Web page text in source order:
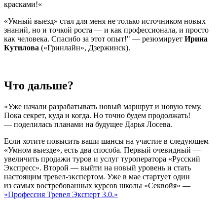
красками!«
«Умный выезд» стал для меня не только источником новых
знаний, но и точкой роста — и как профессионала, и просто
как человека. Спасибо за этот опыт!" — резюмирует Ирина
Кутилова («Гринлайн», Дзержинск).
Что дальше?
«Уже начали разрабатывать новый маршрут и новую тему.
Пока секрет, куда и когда. Но точно будем продолжать!
— поделилась планами на будущее Дарья Лосева.
Если хотите повысить ваши шансы на участие в следующем
«Умном выезде», есть два способа. Первый очевидный —
увеличить продажи туров и услуг туроператора «Русский
Экспресс». Второй — выйти на новый уровень и стать
настоящим тревел-экспертом. Уже в мае стартует один
из самых востребованных курсов школы «Секвойя» —
«Профессия Тревел Эксперт 3.0.»